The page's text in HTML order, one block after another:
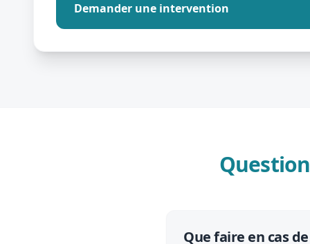
Demander une intervention
Que faire en cas